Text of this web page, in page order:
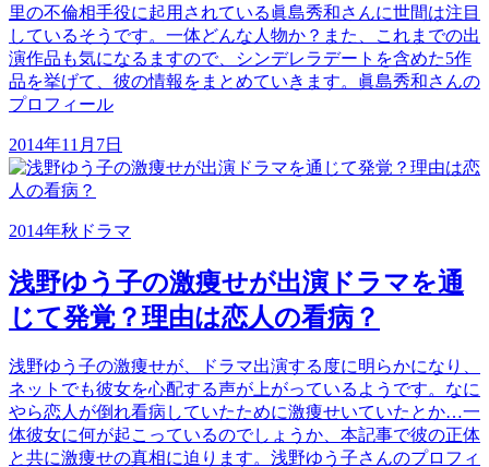
里の不倫相手役に起用されている眞島秀和さんに世間は注目
しているそうです。一体どんな人物か？また、これまでの出
演作品も気になるますので、シンデレラデートを含めた5作
品を挙げて、彼の情報をまとめていきます。眞島秀和さんの
プロフィール
2014年11月7日
2014年秋ドラマ
浅野ゆう子の激痩せが出演ドラマを通
じて発覚？理由は恋人の看病？
浅野ゆう子の激痩せが、ドラマ出演する度に明らかになり、
ネットでも彼女を心配する声が上がっているようです。なに
やら恋人が倒れ看病していたために激痩せいていたとか…一
体彼女に何が起こっているのでしょうか、本記事で彼の正体
と共に激痩せの真相に迫ります。浅野ゆう子さんのプロフィ